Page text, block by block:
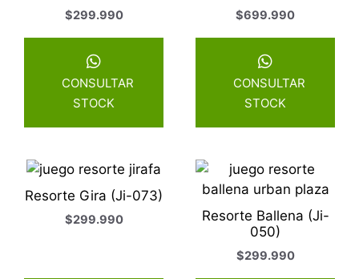
$299.990
CONSULTAR
STOCK
$699.990
CONSULTAR
STOCK
Resorte Gira (Ji-073)
$299.990
Resorte Ballena (Ji-
050)
$299.990